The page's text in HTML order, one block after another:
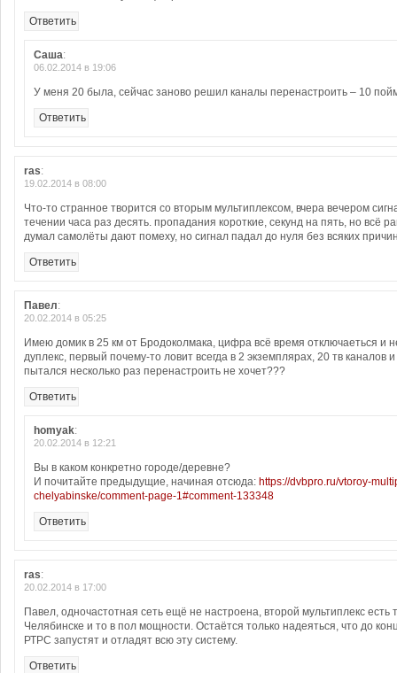
Ответить
Саша:
06.02.2014 в 19:06
У меня 20 была, сейчас заново решил каналы перенастроить – 10
Ответить
ras:
19.02.2014 в 08:00
Что-то странное творится со вторым мультиплексом, вчера вечером
течении часа раз десять. пропадания короткие, секунд на пять, но всё
думал самолёты дают помеху, но сигнал падал до нуля без всяких
Ответить
Павел:
20.02.2014 в 05:25
Имею домик в 25 км от Бродоколмака, цифра всё время отключаеться и
дуплекс, первый почему-то ловит всегда в 2 экземплярах, 20 тв каналов
пытался несколько раз перенастроить не хочет???
Ответить
homyak:
20.02.2014 в 12:21
Вы в каком конкретно городе/деревне?
И почитайте предыдущие, начиная отсюда: https://dvbpro.ru/vtoroy-
chelyabinske/comment-page-1#comment-133348
Ответить
ras:
20.02.2014 в 17:00
Павел, одночастотная сеть ещё не настроена, второй мультиплекс есть
Челябинске и то в пол мощности. Остаётся только надеяться, что до
РТРС запустят и отладят всю эту систему.
Ответить